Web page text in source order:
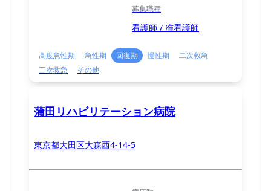
募集職種
看護師 / 准看護師
高度急性期 急性期 回復期 慢性期
二次救急
三次救急
その他
蒲田リハビリテーション病院
東京都大田区大森西4-14-5